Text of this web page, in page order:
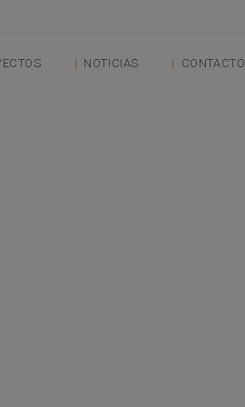
NOTICIAS CONTACTO